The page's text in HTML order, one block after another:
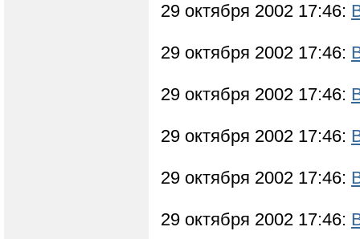
29 октября 2002 17:46:
29 октября 2002 17:46:
29 октября 2002 17:46:
29 октября 2002 17:46:
29 октября 2002 17:46:
29 октября 2002 17:46: